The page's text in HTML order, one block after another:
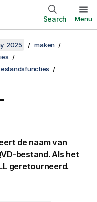
Search Menu
2025
maken
de naam van
-bestand. Als het
geretourneerd.